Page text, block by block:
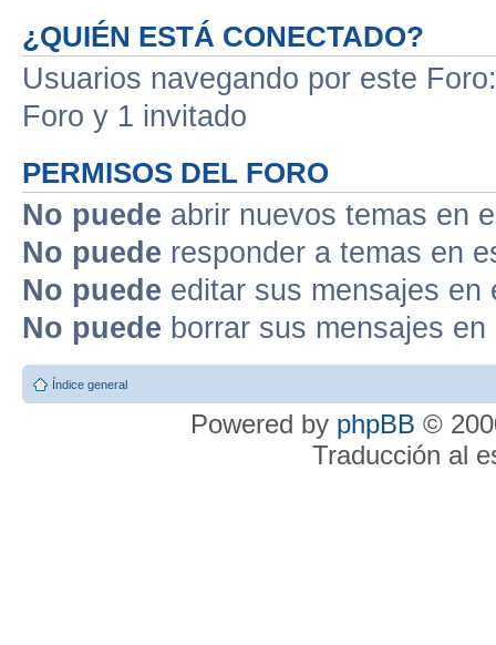
¿QUIÉN ESTÁ CONECTADO?
Usuarios navegando por este
Foro y 1 invitado
PERMISOS DEL FORO
No puede abrir nuevos temas en
No puede responder a temas en
No puede editar sus mensajes en
No puede borrar sus mensajes
Índice general
Powered by phpBB ©
Traducción al